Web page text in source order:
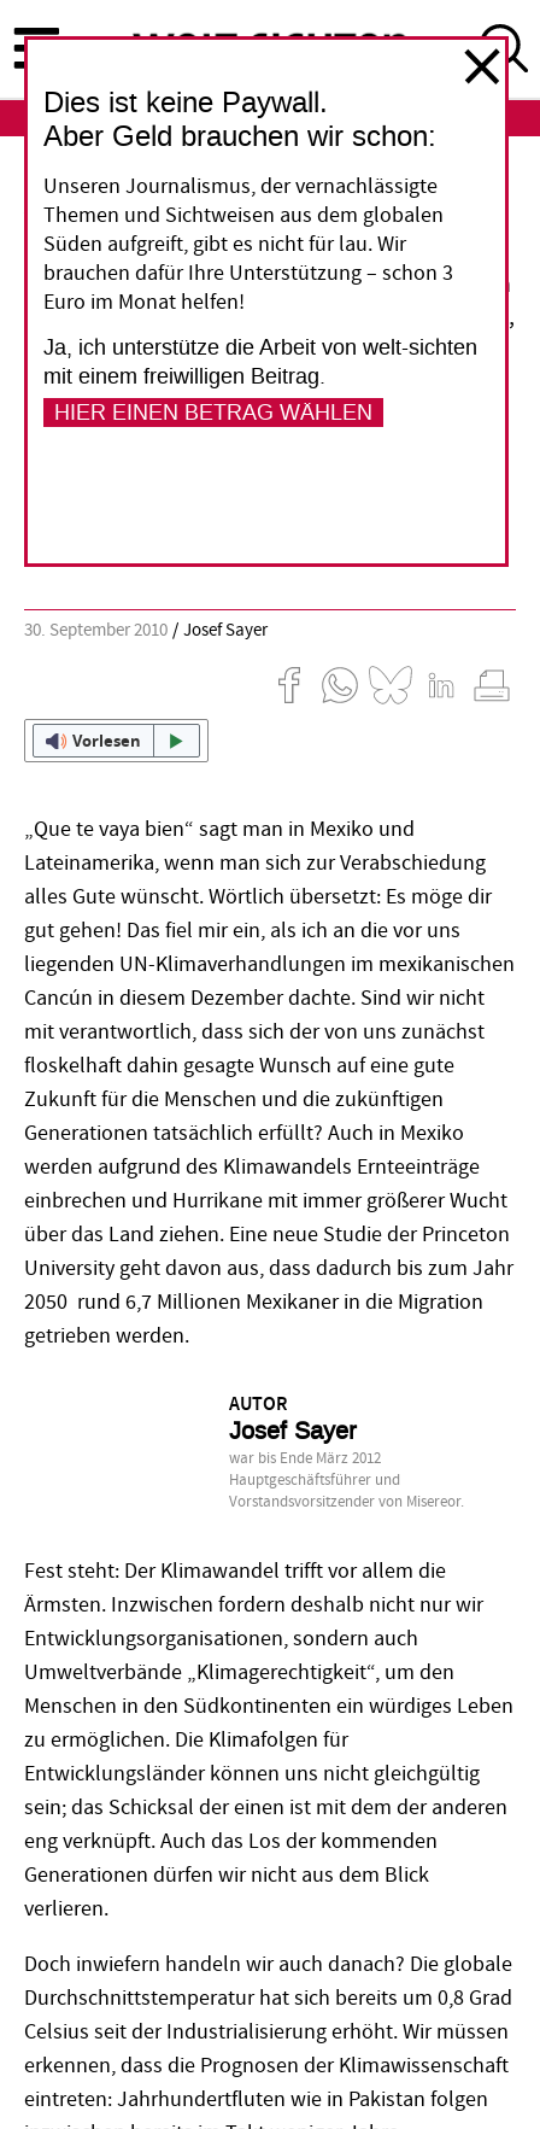
zum
Inhalt
ABO
Auf Kosten der Armen
Der Klimawandel trifft die Menschen in den
armen Ländern besonders stark. Ein Abkommen
zum Klimaschutz muss deshalb so gestaltet sein,
dass es deren Recht auf ein menschenwür-diges
Leben nicht beeinträchtigt. Dazu müssen die
wohlhabenden Länder ihre
30. September 2010 Josef Sayer
Vorlesen
„Que te vaya bien“ sagt man in Mexiko und
Lateinamerika, wenn man sich zur Verabschiedung
alles Gute wünscht. Wörtlich übersetzt: Es möge dir
gut gehen! Das fiel mir ein, als ich an die vor uns
liegenden UN-Klimaverhandlungen im mexikanischen
Cancún in diesem Dezember dachte. Sind wir nicht
mit verantwortlich, dass sich der von uns zunächst
floskelhaft dahin gesagte Wunsch auf eine gute
Zukunft für die Menschen und die zukünftigen
Generationen tatsächlich erfüllt? Auch in Mexiko
werden aufgrund des Klimawandels Ernteeinträge
einbrechen und Hurrikane mit immer größerer Wucht
über das Land ziehen. Eine neue Studie der Princeton
University geht davon aus, dass dadurch bis zum Jahr
2050 rund 6,7 Millionen Mexikaner in die Migration
getrieben werden.
AUTOR
Josef Sayer
war bis Ende März 2012
Hauptgeschäftsführer und
Vorstandsvorsitzender von Misereor.
Fest steht: Der Klimawandel trifft vor allem die
Ärmsten. Inzwischen fordern deshalb nicht nur wir
Entwicklungsorganisationen, sondern auch
Umweltverbände „Klimagerechtigkeit“, um den
Menschen in den Südkontinenten ein würdiges Leben
zu ermöglichen. Die Klimafolgen für
Entwicklungsländer können uns nicht gleichgültig
sein; das Schicksal der einen ist mit dem der anderen
eng verknüpft. Auch das Los der kommenden
Generationen dürfen wir nicht aus dem Blick
verlieren.
Doch inwiefern handeln wir auch danach? Die globale
Durchschnittstemperatur hat sich bereits um 0,8 Grad
Celsius seit der Industrialisierung erhöht. Wir müssen
erkennen, dass die Prognosen der Klimawissenschaft
eintreten: Jahrhundertfluten wie in Pakistan folgen
Dies ist keine Paywall.
Aber Geld brauchen wir schon:
Unseren Journalismus, der vernachlässigte
Themen und Sichtweisen aus dem globalen
Süden aufgreift, gibt es nicht für lau. Wir
brauchen dafür Ihre Unterstützung – schon 3
Euro im Monat helfen!
Ja, ich unterstütze die Arbeit von welt-sichten
mit einem freiwilligen Beitrag.
HIER EINEN BETRAG WÄHLEN